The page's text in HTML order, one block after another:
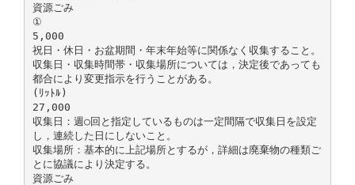
資源ごみ
①
5,000
祝日・休日・お盆期間・年末年始等に関係なく収集すること。
収集日・収集時間帯・収集場所については，決定後であっても
都合により変更指示を行うことがある。
(ﾘｯﾄﾙ)
27,000
収集日：週○回と指定しているものは一定間隔で収集日を設定
し，連続した日にしないこと。
収集場所：基本的に上記場所とするが，詳細は廃棄物の種類ご
とに協議により決定する。
資源ごみ